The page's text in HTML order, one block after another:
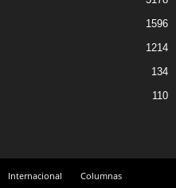
1596
1214
134
110
Internacional Columnas